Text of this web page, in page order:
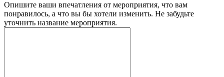
Опишите ваши впечатления от мероприятия, что вам
понравилось, а что вы бы хотели изменить. Не забудьте
уточнить название мероприятия.